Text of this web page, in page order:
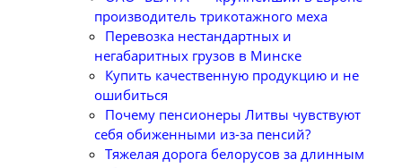
производитель трикотажного меха
Перевозка нестандартных и
негабаритных грузов в Минске
Купить качественную продукцию и не
ошибиться
Почему пенсионеры Литвы чувствуют
себя обиженными из-за пенсий?
Тяжелая дорога белорусов за длинным